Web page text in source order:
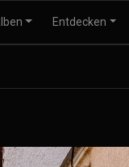
Entdecken